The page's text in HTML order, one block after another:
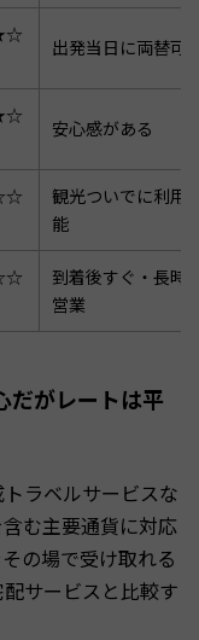
出発当日に両替可
安心感がある
観光ついでに利用
能
到着後すぐ・長時
営業
だがレートは平
ラベルサービスな
む主要通貨に対応
の場で受け取れる
サービスと比較す